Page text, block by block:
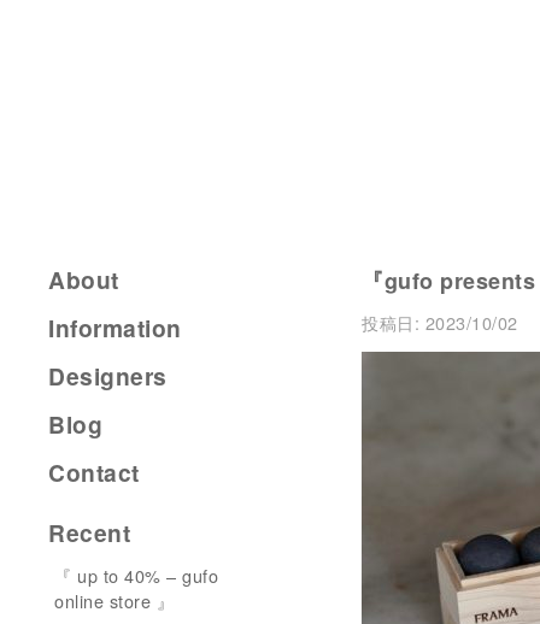
『gufo
投稿日: 2023/10/02
About
Information
Designers
Blog
Contact
Recent
『 up to 40% – gufo
online store 』